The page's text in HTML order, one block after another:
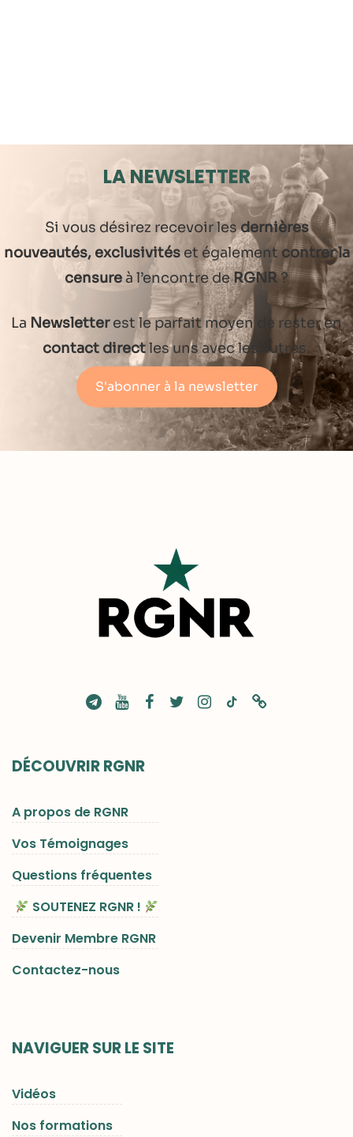
LA NEWSLETTER
Si vous désirez recevoir lesdernières
nouveautés, exclusivitéset également contrer la
censureà l’encontre deRGNR?
La Newsletterest le parfait moyen de rester en
contact directles uns avec les autres.
S'abonner à la newsletter
DÉCOUVRIR RGNR
A propos de RGNR
Vos Témoignages
Questions fréquentes
SOUTENEZ RGNR !
Devenir Membre RGNR
Contactez-nous
NAVIGUER SUR LE SITE
Vidéos
Nos formations